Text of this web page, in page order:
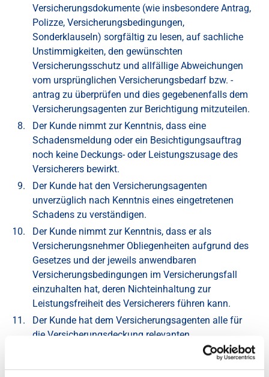
Versicherungsdokumente (wie insbesondere Antrag,
Polizze, Versicherungsbedingungen,
Sonderklauseln) sorgfältig zu lesen, auf sachliche
Unstimmigkeiten, den gewünschten
Versicherungsschutz und allfällige Abweichungen
vom ursprünglichen Versicherungsbedarf bzw. -
antrag zu überprüfen und dies gegebenenfalls dem
Versicherungsagenten zur Berichtigung mitzuteilen.
Der Kunde nimmt zur Kenntnis, dass eine
Schadensmeldung oder ein Besichtigungsauftrag
noch keine Deckungs- oder Leistungszusage des
Versicherers bewirkt.
Der Kunde hat den Versicherungsagenten
unverzüglich nach Kenntnis eines eingetretenen
Schadens zu verständigen.
Der Kunde nimmt zur Kenntnis, dass er als
Versicherungsnehmer Obliegenheiten aufgrund des
Gesetzes und der jeweils anwendbaren
Versicherungsbedingungen im Versicherungsfall
einzuhalten hat, deren Nichteinhaltung zur
Leistungsfreiheit des Versicherers führen kann.
Der Kunde hat dem Versicherungsagenten alle für
die Versicherungsdeckung relevanten
Adressänderung, schriftlich bekanntzugeben. Den